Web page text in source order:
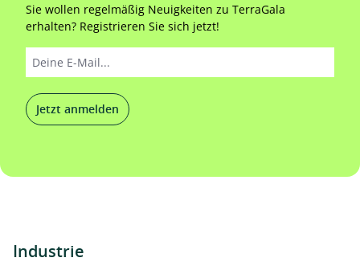
Sie wollen regelmäßig Neuigkeiten zu TerraGala
erhalten? Registrieren Sie sich jetzt!
Jetzt anmelden
Industrie